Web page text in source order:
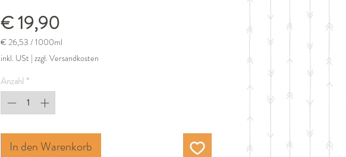
€ 19,90Preis
€ 26,53 / 1000ml
€ 26,53
pro
1000
Milliliter
inkl. USt | zzgl. Versandkosten
Anzahl *
In den Warenkorb